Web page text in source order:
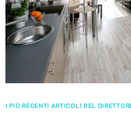
I PIÙ RECENTI ARTICOLI DEL